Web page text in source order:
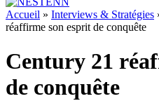
Accueil » Interviews & Stratégies
réaffirme son esprit de conquête
Century 21
de conquête